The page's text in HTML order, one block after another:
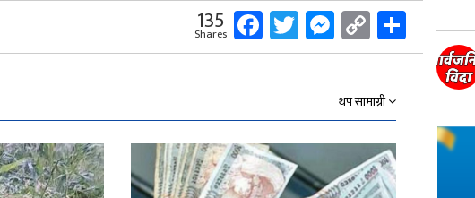
135
Shares Facebook
Twitter
Messenger
Copy
Link
Share
थप सामाग्री